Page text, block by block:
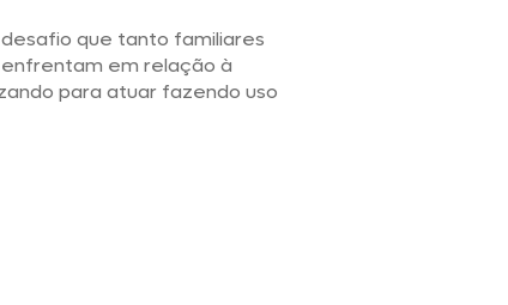
que tanto familiares
em relação à
para atuar fazendo uso